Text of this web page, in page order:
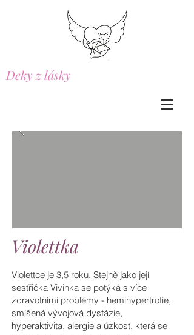
Deky z lásky
Violettka
Violettce je 3,5 roku. Stejně jako její
sestřička Vivinka se potýká s více
zdravotními problémy - hemihypertrofie,
smíšená vývojová dysfázie,
hyperaktivita, alergie a úzkost, která se